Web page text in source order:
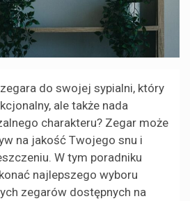
do swojej sypialni, który
ale także nada
charakteru? Zegar może
na jakość Twojego snu i
W tym poradniku
najlepszego wyboru
zegarów dostępnych na